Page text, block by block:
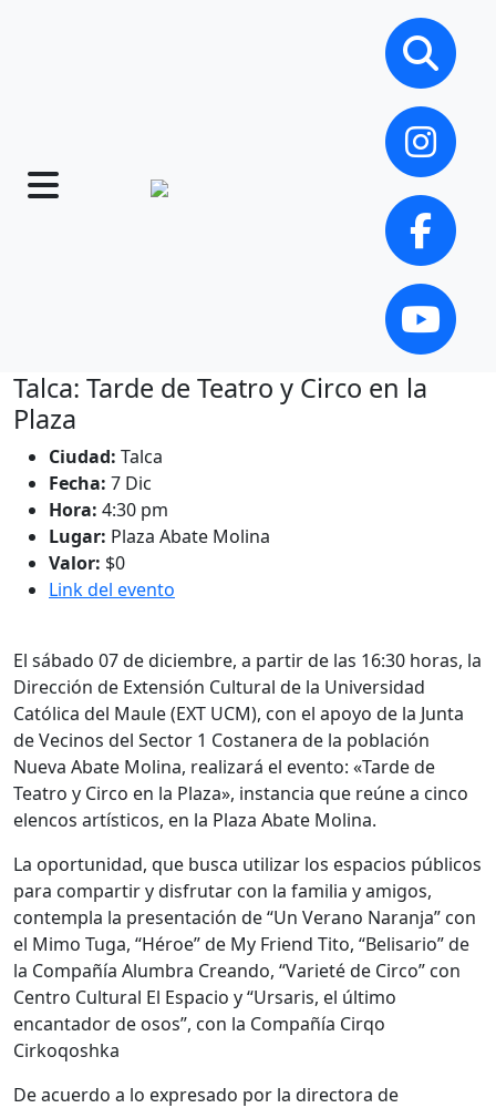
Talca: Tarde de Teatro y Circo en la
Plaza
Ciudad: Talca
Fecha: 7 Dic
Hora: 4:30 pm
Lugar: Plaza Abate Molina
Valor: $0
Link del evento
El sábado 07 de diciembre, a partir de las 16:30 horas, la
Dirección de Extensión Cultural de la Universidad
Católica del Maule (EXT UCM), con el apoyo de la Junta
de Vecinos del Sector 1 Costanera de la población
Nueva Abate Molina, realizará el evento: «Tarde de
Teatro y Circo en la Plaza», instancia que reúne a cinco
elencos artísticos, en la Plaza Abate Molina.
La oportunidad, que busca utilizar los espacios públicos
para compartir y disfrutar con la familia y amigos,
contempla la presentación de “Un Verano Naranja” con
el Mimo Tuga, “Héroe” de My Friend Tito, “Belisario” de
la Compañía Alumbra Creando, “Varieté de Circo” con
Centro Cultural El Espacio y “Ursaris, el último
encantador de osos”, con la Compañía Cirqo
Cirkoqoshka
De acuerdo a lo expresado por la directora de